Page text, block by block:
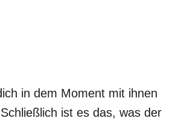
in dem Moment mit ihnen
ist es das, was der